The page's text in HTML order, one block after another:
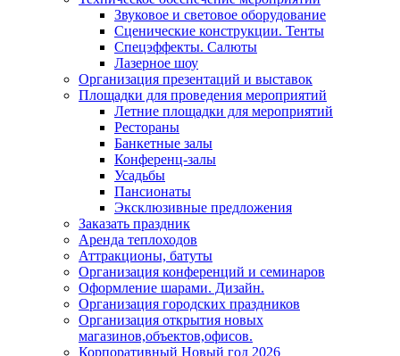
Звуковое и световое оборудование
Сценические конструкции. Тенты
Спецэффекты. Салюты
Лазерное шоу
Организация презентаций и выставок
Площадки для проведения мероприятий
Летние площадки для мероприятий
Рестораны
Банкетные залы
Конференц-залы
Усадьбы
Пансионаты
Эксклюзивные предложения
Заказать праздник
Аренда теплоходов
Аттракционы, батуты
Организация конференций и семинаров
Оформление шарами. Дизайн.
Организация городских праздников
Организация открытия новых
магазинов,объектов,офисов.
Корпоративный Новый год 2026